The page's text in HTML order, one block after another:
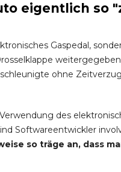
eigentlich so
Gaspedal,
ohne
des
Softwareentwickler
so träge an, dass